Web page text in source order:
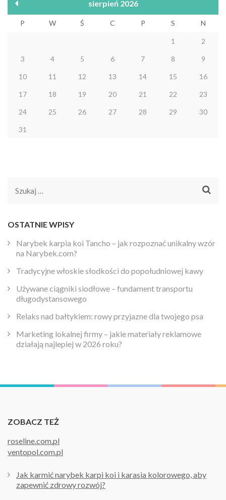
sierpień 2026
P W Ś C P S N
1 2
3 4 5 6 7 8 9
10 11 12 13 14 15 16
17 18 19 20 21 22 23
24 25 26 27 28 29 30
31
Szukaj:
OSTATNIE WPISY
Narybek karpia koi Tancho – jak rozpoznać unikalny wzór
na Narybek.com?
Tradycyjne włoskie słodkości do popołudniowej kawy
Używane ciągniki siodłowe – fundament transportu
długodystansowego
Relaks nad bałtykiem: rowy przyjazne dla twojego psa
Marketing lokalnej firmy – jakie materiały reklamowe
działają najlepiej w 2026 roku?
ZOBACZ TEŻ
roseline.com.pl
ventopol.com.pl
Jak karmić narybek karpi koi i karasia kolorowego, aby
zapewnić zdrowy rozwój?